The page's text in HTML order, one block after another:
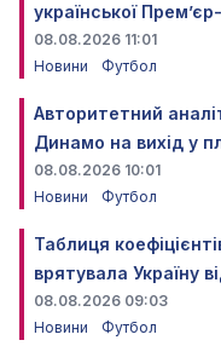
української
08.08.2026 11:01
Новини
Футбол
Авторитетний
Динамо на вихід у
08.08.2026 10:01
Новини
Футбол
Таблиця
врятувала Україну
08.08.2026 09:03
Новини
Футбол